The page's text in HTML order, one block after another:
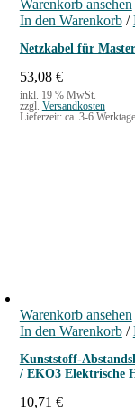
Warenkorb ansehen
In den Warenkorb /
Netzkabel für
53,08 €
inkl. 19 % MwSt.
zzgl. Versandkosten
Lieferzeit: ca. 3-6
Warenkorb ansehen
In den Warenkorb /
Kunststoff-
/ EKO3 Elektrische
10,71 €